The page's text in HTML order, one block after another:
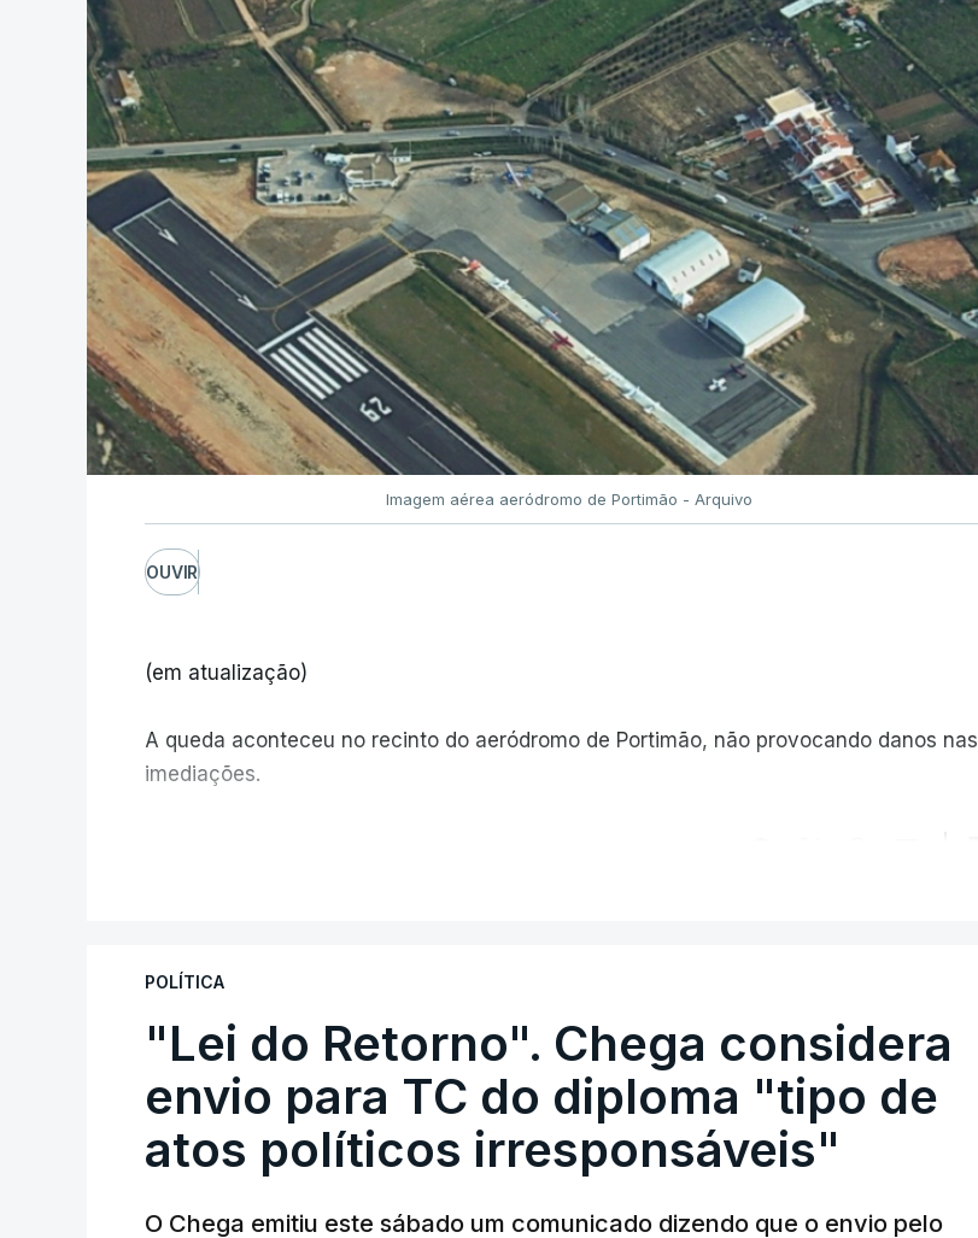
Imagem aérea aeródromo de Portimão - Arquivo
OUVIR
(em atualização)
A queda aconteceu no recinto do aeródromo de Portimão, não provocando danos nas
imediações.
POLÍTICA
"Lei do Retorno". Chega considera
envio para TC do diploma "tipo de
atos políticos irresponsáveis"
O Chega emitiu este sábado um comunicado dizendo que o envio pelo